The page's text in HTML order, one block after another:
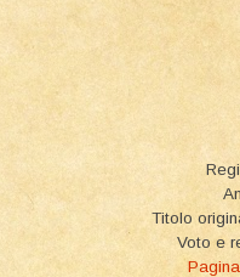
Titolo
Voto e
Pagina